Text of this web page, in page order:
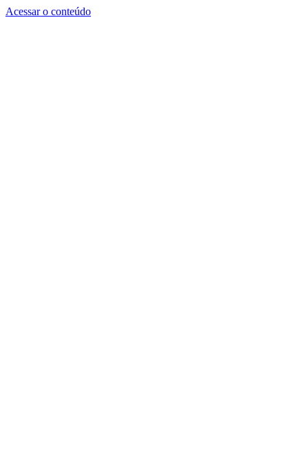
Acessar o conteúdo